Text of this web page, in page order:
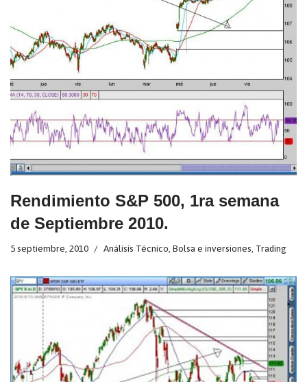
Rendimiento S&P 500, 1ra semana
de Septiembre 2010.
5 septiembre, 2010 Análisis Técnico Bolsa e inversiones Trading